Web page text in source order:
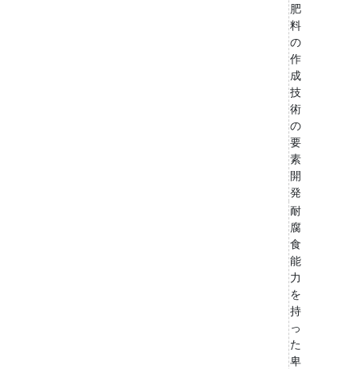
肥
料
の
作
成
技
術
の
要
素
開
発
耐
腐
食
能
力
を
持
っ
た
卑